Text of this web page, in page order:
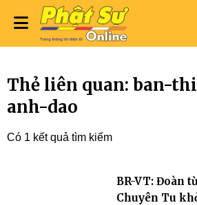
Thẻ liên quan: ban-
anh-dao
Có 1 kết quả tìm kiếm
BR-VT: Đoàn
Chuyên Tu